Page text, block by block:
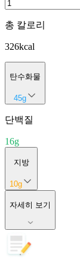
총 칼로리
326kcal
탄수화물
45g
단백질
16g
지방
10g
자세히 보기